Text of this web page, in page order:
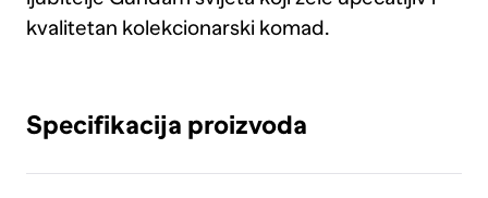
kvalitetan kolekcionarski komad.
Specifikacija proizvoda